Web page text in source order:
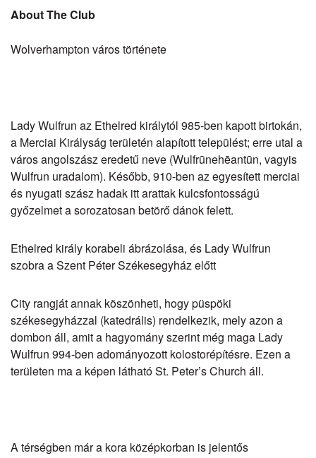
About The Club
Wolverhampton város története
Lady Wulfrun az Ethelred királytól 985-ben kapott birtokán,
a Merciai Királyság területén alapított települést; erre utal a
város angolszász eredetű neve (Wulfrūnehēantūn, vagyis
Wulfrun uradalom). Később, 910-ben az egyesített merciai
és nyugati szász hadak itt arattak kulcsfontosságú
győzelmet a sorozatosan betörő dánok felett.
Ethelred király korabeli ábrázolása, és Lady Wulfrun
szobra a Szent Péter Székesegyház előtt
City rangját annak köszönheti, hogy püspöki
székesegyházzal (katedrális) rendelkezik, mely azon a
dombon áll, amit a hagyomány szerint még maga Lady
Wulfrun 994-ben adományozott kolostorépítésre. Ezen a
területen ma a képen látható St. Peter’s Church áll.
A térségben már a kora középkorban is jelentős